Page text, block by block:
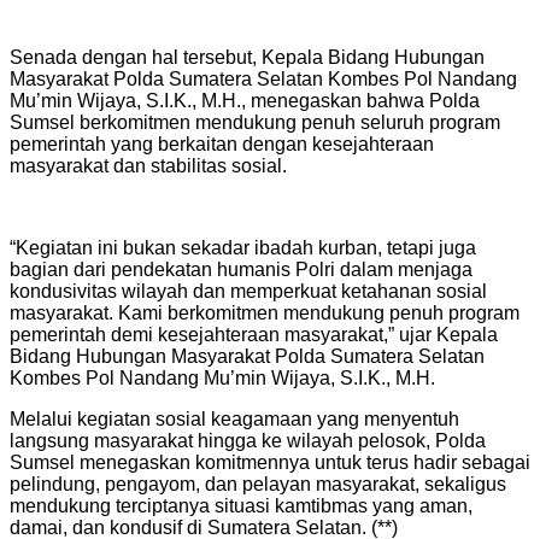
Senada dengan hal tersebut, Kepala Bidang Hubungan
Masyarakat Polda Sumatera Selatan Kombes Pol Nandang
Mu’min Wijaya, S.I.K., M.H., menegaskan bahwa Polda
Sumsel berkomitmen mendukung penuh seluruh program
pemerintah yang berkaitan dengan kesejahteraan
masyarakat dan stabilitas sosial.
“Kegiatan ini bukan sekadar ibadah kurban, tetapi juga
bagian dari pendekatan humanis Polri dalam menjaga
kondusivitas wilayah dan memperkuat ketahanan sosial
masyarakat. Kami berkomitmen mendukung penuh program
pemerintah demi kesejahteraan masyarakat,” ujar Kepala
Bidang Hubungan Masyarakat Polda Sumatera Selatan
Kombes Pol Nandang Mu’min Wijaya, S.I.K., M.H.
Melalui kegiatan sosial keagamaan yang menyentuh
langsung masyarakat hingga ke wilayah pelosok, Polda
Sumsel menegaskan komitmennya untuk terus hadir sebagai
pelindung, pengayom, dan pelayan masyarakat, sekaligus
mendukung terciptanya situasi kamtibmas yang aman,
damai, dan kondusif di Sumatera Selatan. (**)